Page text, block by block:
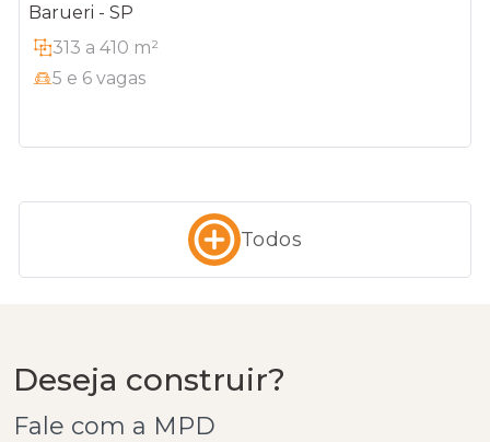
Barueri - SP
313 a 410 m²
5 e 6 vagas
Todos
Deseja construir?
Fale com a MPD